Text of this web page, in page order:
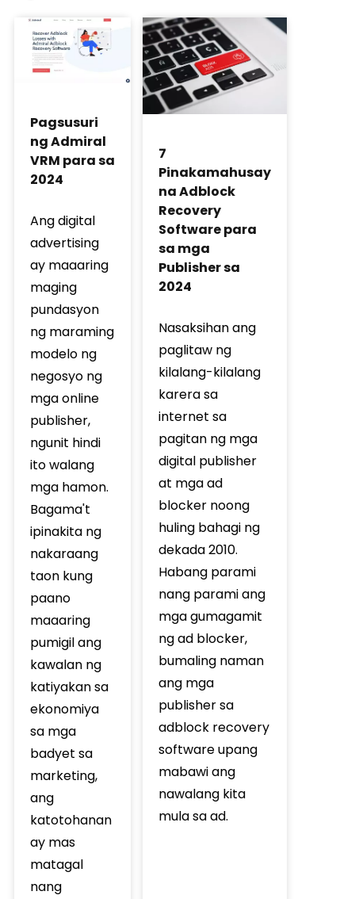
Pagsusuri
ng Admiral
VRM para sa
2024
Ang digital
advertising
ay maaaring
maging
pundasyon
ng maraming
modelo ng
negosyo ng
mga online
publisher,
ngunit hindi
ito walang
mga hamon.
Bagama't
ipinakita ng
nakaraang
taon kung
paano
maaaring
pumigil ang
kawalan ng
katiyakan sa
ekonomiya
sa mga
badyet sa
marketing,
ang
katotohanan
ay mas
matagal
nang
7
Pinakamahusay
na Adblock
Recovery
Software para
sa mga
Publisher sa
2024
Nasaksihan ang
paglitaw ng
kilalang-kilalang
karera sa
internet sa
pagitan ng mga
digital publisher
at mga ad
blocker noong
huling bahagi ng
dekada 2010.
Habang parami
nang parami ang
mga gumagamit
ng ad blocker,
bumaling naman
ang mga
publisher sa
adblock recovery
software upang
mabawi ang
nawalang kita
mula sa ad.